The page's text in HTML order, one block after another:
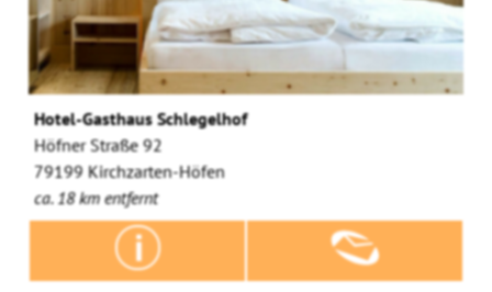
Hotel-Gasthaus Schlegelhof
Höfner Straße 92
79199 Kirchzarten-Höfen
ca. 18 km entfernt